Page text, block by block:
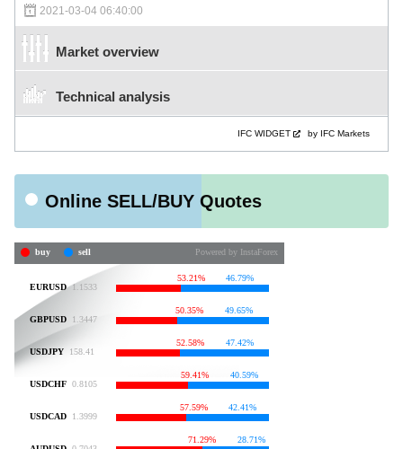
2021-03-04 06:40:00
Market overview
Technical analysis
IFC WIDGET by IFC Markets
Online SELL/BUY Quotes